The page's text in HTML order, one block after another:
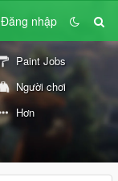
Đăng nhập
Paint Jobs
Người chơi
Hơn